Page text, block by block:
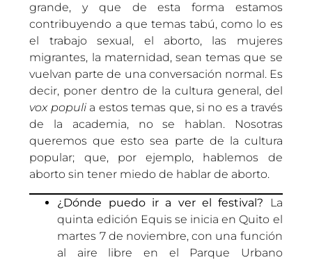
grande, y que de esta forma estamos
contribuyendo a que temas tabú, como lo es
el trabajo sexual, el aborto, las mujeres
migrantes, la maternidad, sean temas que se
vuelvan parte de una conversación normal. Es
decir, poner dentro de la cultura general, del
vox populi a estos temas que, si no es a través
de la academia, no se hablan. Nosotras
queremos que esto sea parte de la cultura
popular; que, por ejemplo, hablemos de
aborto sin tener miedo de hablar de aborto.
¿Dónde puedo ir a ver el festival?
La
quinta edición Equis se inicia en Quito el
martes 7 de noviembre, con una función
al aire libre en el Parque Urbano